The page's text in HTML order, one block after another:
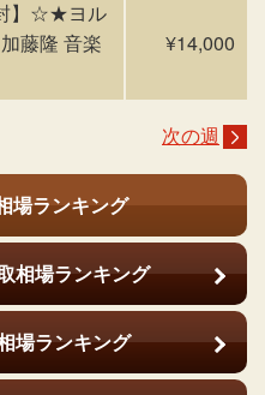
】☆★ヨル
藤隆 音楽
¥14,000
次の週
場ランキング
相場ランキング
場ランキング